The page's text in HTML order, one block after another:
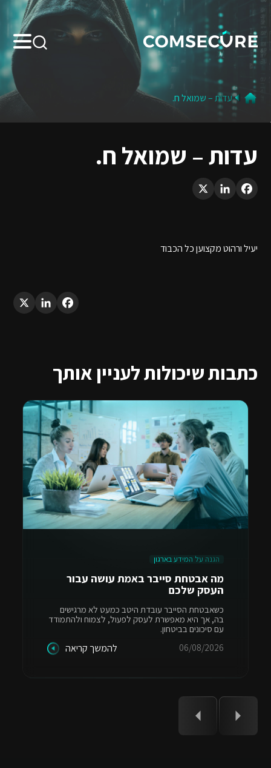
Search:
עדות – שמואל ח.
עדות – שמואל ח.
Facebook
LinkedIn
X
יעיל ורהוט מקצוען כל הכבוד
Facebook
LinkedIn
X
כתבות שיכולות לעניין אותך
הגנה על המידע בארגון
מה אבטחת סייבר באמת עושה עבור
העסק שלכם
כשאבטחת הסייבר עובדת היטב כמעט לא מרגישים
בה, אך היא מאפשרת לעסק לפעול, לצמוח ולהתמודד
עם סיכונים בביטחון.
06/08/2026
להמשך קריאה